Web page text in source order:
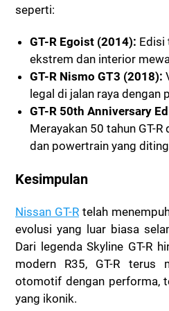
seperti:
GT-R Egoist (2014): Edisi
ekstrem dan interior
GT-R Nismo GT3 (2018):
legal di jalan raya dengan
GT-R 50th Anniversary
Merayakan 50 tahun GT-
dan powertrain yang
Kesimpulan
Nissan GT-Rtelah
evolusi yang luar biasa
Dari legenda Skyline GT-R
modern R35, GT-R terus
otomotif dengan performa,
yang ikonik.